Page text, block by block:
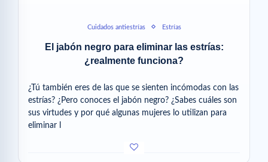
Cuidados antiestrías Estrías
El jabón negro para eliminar las estrías:
¿realmente funciona?
¿Tú también eres de las que se sienten incómodas con las
estrías? ¿Pero conoces el jabón negro? ¿Sabes cuáles son
sus virtudes y por qué algunas mujeres lo utilizan para
eliminar l